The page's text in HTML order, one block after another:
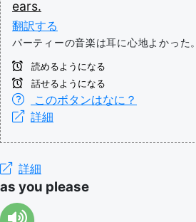
ears.
翻訳する
パーティーの音楽は耳に心地よかった。
読めるようになる
話せるようになる
このボタンはなに？
詳細
詳細
as you please